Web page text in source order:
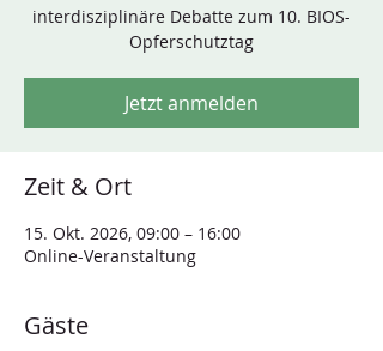
interdisziplinäre Debatte zum 10. BIOS-
Opferschutztag
Jetzt anmelden
Zeit & Ort
15. Okt. 2026, 09:00 – 16:00
Online-Veranstaltung
Gäste